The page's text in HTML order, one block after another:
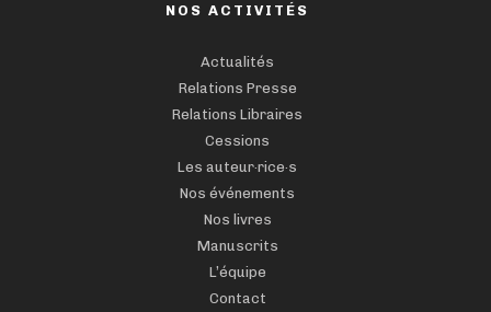
NOS ACTIVITÉS
Actualités
Relations Presse
Relations Libraires
Cessions
Les auteur·rice·s
Nos événements
Nos livres
Manuscrits
L’équipe
Contact